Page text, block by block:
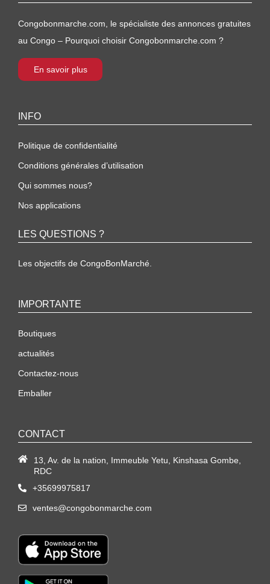
Congobonmarche.com, le spécialiste des annonces gratuites
au Congo – Pourquoi choisir Congobonmarche.com ?
En savoir plus
INFO
Politique de confidentialité
Conditions générales d’utilisation
Qui sommes nous?
Nos applications
LES QUESTIONS ?
Les objectifs de CongoBonMarché.
IMPORTANTE
Boutiques
actualités
Contactez-nous
Emballer
CONTACT
13, Av. de la nation, Immeuble Yetu, Kinshasa Gombe,
RDC
+35699975817
ventes@congobonmarche.com